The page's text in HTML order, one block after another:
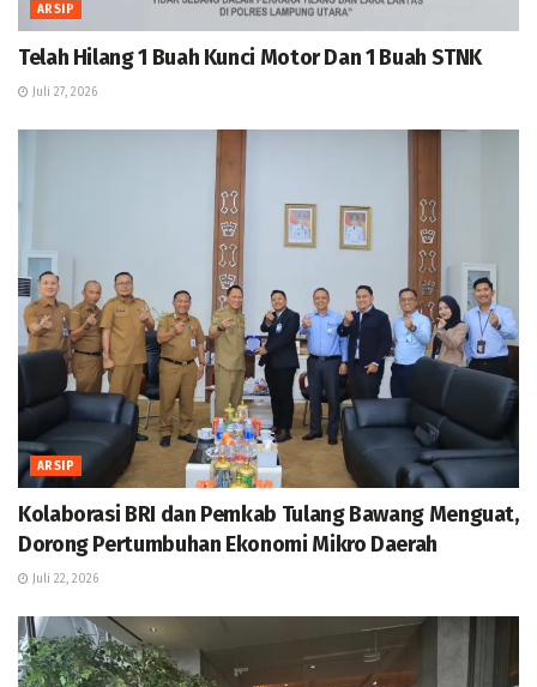
ARSIP
Telah Hilang 1 Buah Kunci Motor Dan 1 Buah STNK
Juli 27, 2026
ARSIP
Kolaborasi BRI dan Pemkab Tulang Bawang Menguat,
Dorong Pertumbuhan Ekonomi Mikro Daerah
Juli 22, 2026